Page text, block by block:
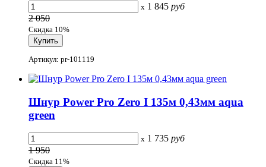
x 1 845 руб
2 050
Скидка 10%
Артикул: pr-101119
Шнур Power Pro Zero I 135м 0,43мм aqua
green
x 1 735 руб
1 950
Скидка 11%